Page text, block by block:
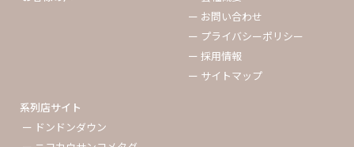
ー お問い合わせ
ー プライバシーポリシー
ー 採用情報
ー サイトマップ
系列店サイト
ー ドンドンダウン